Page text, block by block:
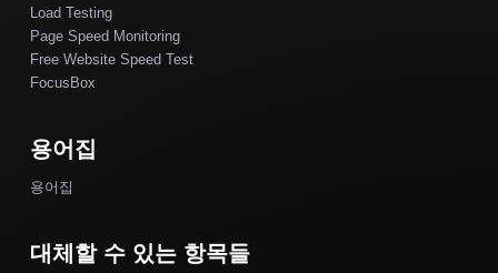
Load Testing
Page Speed Monitoring
Free Website Speed Test
FocusBox
용어집
용어집
대체할 수 있는 항목들